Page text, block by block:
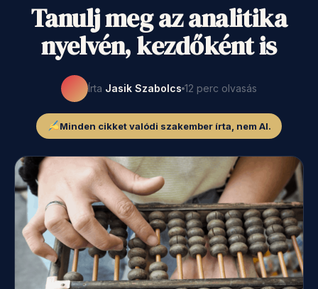
Tanulj meg az analitika
nyelvén, kezdőként is
Írta Jasik Szabolcs 12 perc olvasás
Minden cikket valódi szakember írta, nem AI.